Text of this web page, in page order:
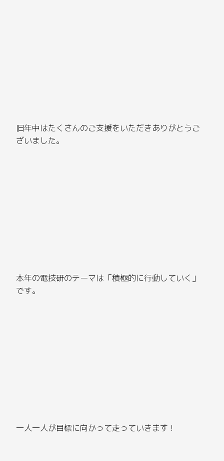
旧年中はたくさんのご支援をいただきありがとうご
ざいました。
本年の電技研のテーマは「積極的に行動していく」
です。
一人一人が目標に向かって走っていきます！